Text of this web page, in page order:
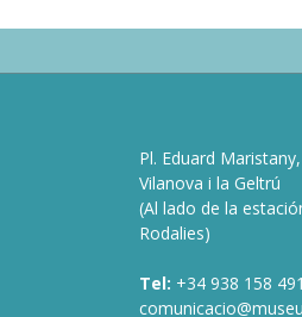
Pl. Eduard
Vilanova i la Geltrú
(Al lado de la
Rodalies)
Tel: +34 938 158 491